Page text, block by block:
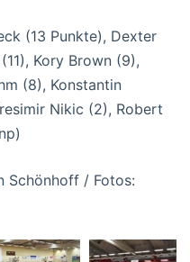
(13 Punkte), Dexter
Kory Brown (9),
(8), Konstantin
Nikic (2), Robert
Schönhoff / Fotos: